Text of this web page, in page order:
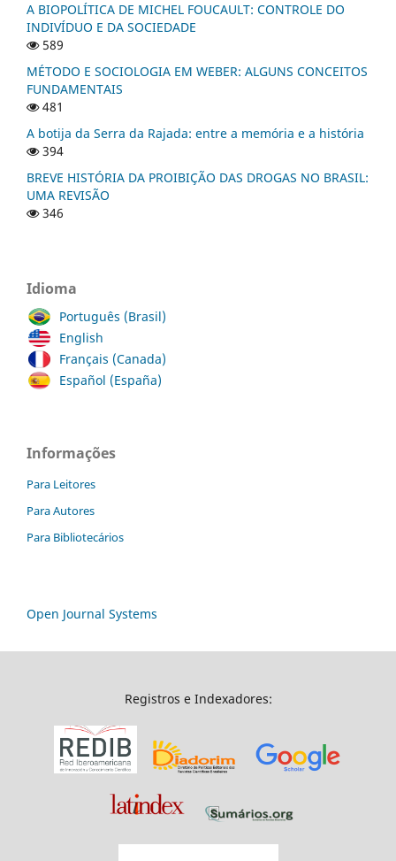
A BIOPOLÍTICA DE MICHEL FOUCAULT: CONTROLE DO
INDIVÍDUO E DA SOCIEDADE
589
MÉTODO E SOCIOLOGIA EM WEBER: ALGUNS CONCEITOS
FUNDAMENTAIS
481
A botija da Serra da Rajada: entre a memória e a história
394
BREVE HISTÓRIA DA PROIBIÇÃO DAS DROGAS NO BRASIL:
UMA REVISÃO
346
Idioma
Português (Brasil)
English
Français (Canada)
Español (España)
Informações
Para Leitores
Para Autores
Para Bibliotecários
Open Journal Systems
Registros e Indexadores: